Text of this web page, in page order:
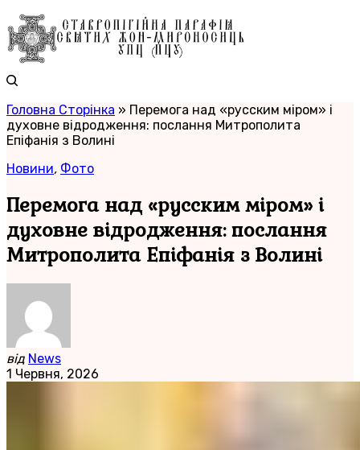
Головна Сторінка » Перемога над «русским міром» і
духовне відродження: послання Митрополита
Епіфанія з Волині
Новини, Фото
Перемога над «русским міром» і
духовне відродження: послання
Митрополита Епіфанія з Волині
від News
1 Червня, 2026